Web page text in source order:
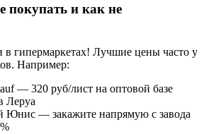
покупать и как не
в гипермаркетах! Лучшие цены часто у
Например:
— 320 руб/лист на оптовой базе
Леруа
Юнис — закажите напрямую с завода